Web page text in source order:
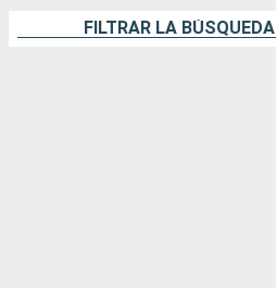
FILTRAR LA BÚSQUEDA